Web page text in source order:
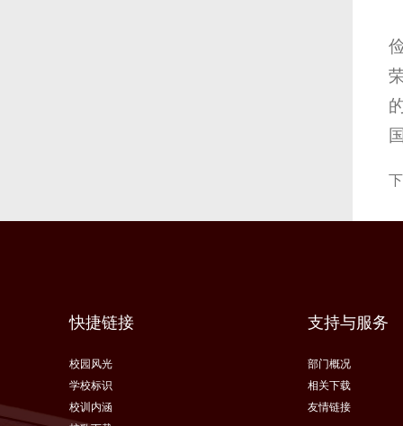
快捷链接
校园风光
学校标识
校训内涵
支持与服务
部门概况
相关下载
友情链接